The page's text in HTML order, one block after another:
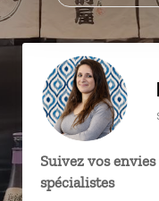
Suivez vos
spécialistes